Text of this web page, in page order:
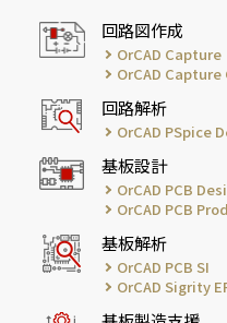
回路図作成
OrCAD Capture
OrCAD Capture
回路解析
OrCAD PSpice
基板設計
OrCAD PCB
OrCAD PCB
基板解析
OrCAD PCB SI
OrCAD Sigrity